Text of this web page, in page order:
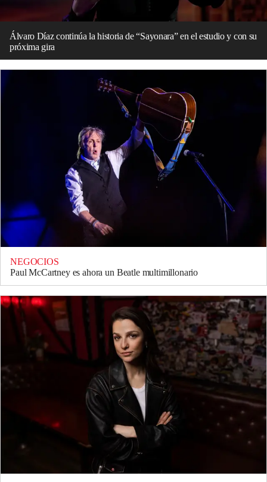
Álvaro Díaz continúa la historia de “Sayonara” en el estudio y con su
próxima gira
NEGOCIOS
Paul McCartney es ahora un Beatle multimillonario